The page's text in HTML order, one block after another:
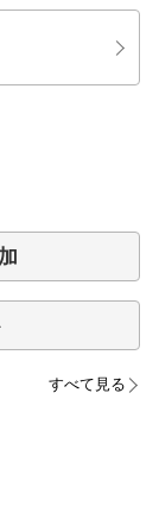
すべて見る